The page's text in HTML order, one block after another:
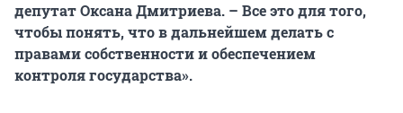
депутат Оксана Дмитриева. – Все это для того,
чтобы понять, что в дальнейшем делать с
правами собственности и обеспечением
контроля государства».